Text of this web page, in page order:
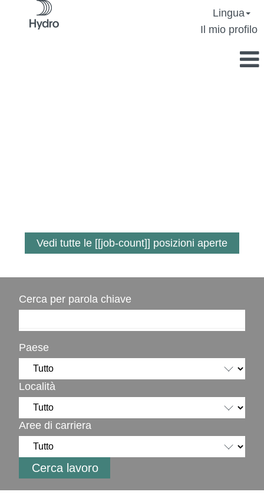
Lingua
Il mio profilo
Vedi tutte le [[job-count]] posizioni aperte
Cerca per parola chiave
Paese
Località
Aree di carriera